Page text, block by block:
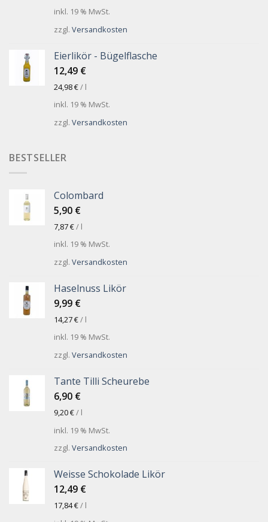
inkl. 19 % MwSt.
zzgl. Versandkosten
Eierlikör - Bügelflasche
12,49 €
24,98€/ l
inkl. 19 % MwSt.
zzgl. Versandkosten
BESTSELLER
Colombard
5,90 €
7,87€/ l
inkl. 19 % MwSt.
zzgl. Versandkosten
Haselnuss Likör
9,99 €
14,27€/ l
inkl. 19 % MwSt.
zzgl. Versandkosten
Tante Tilli Scheurebe
6,90 €
9,20€/ l
inkl. 19 % MwSt.
zzgl. Versandkosten
Weisse Schokolade Likör
12,49 €
17,84€/ l